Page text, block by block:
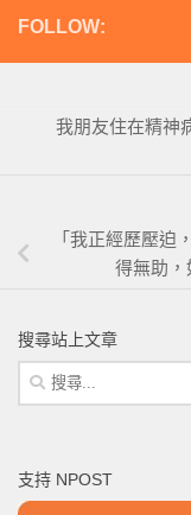
FOLLOW:
我朋友住在精神
「我正經歷壓迫
得無助，
搜尋站上文章
搜
尋
字:
支持 NPOST